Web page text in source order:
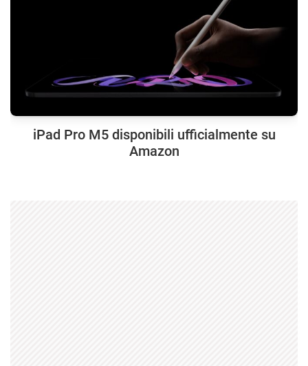
iPad Pro M5 disponibili ufficialmente su
Amazon